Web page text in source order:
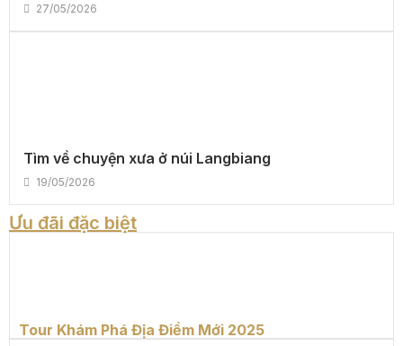
27/05/2026
Tìm về chuyện xưa ở núi Langbiang
19/05/2026
Ưu đãi đặc biệt
Tour Khám Phá Địa Điểm Mới 2025